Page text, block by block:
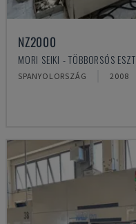
NZ2000
MORI SEIKI - TÖBBORSÓS
SPANYOLORSZÁG 2008